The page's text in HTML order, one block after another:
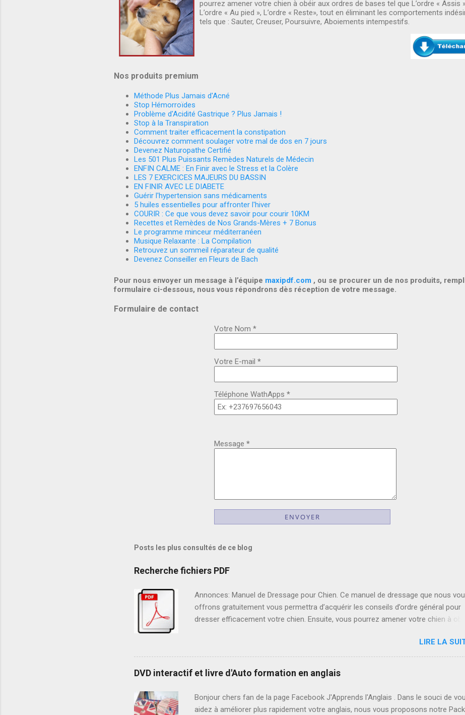
pourrez amener votre chien à obéir aux ordres de bases tel que L’ordre « Assis
L’ordre « Au pied », L’ordre « Reste», tout en éliminant les comportements
tels que : Sauter, Creuser, Poursuivre, Aboiements intempestifs.
Nos produits premium
Méthode Plus Jamais d'Acné
Stop Hémorroïdes
Problème d'Acidité Gastrique ? Plus Jamais !
Stop à la Transpiration
Comment traiter efficacement la constipation
Découvrez comment soulager votre mal de dos en 7 jours
Devenez Naturopathe Certifié
Les 501 Plus Puissants Remèdes Naturels de Médecin
ENFIN CALME : En Finir avec le Stress et la Colère
LES 7 EXERCICES MAJEURS DU BASSIN
EN FINIR AVEC LE DIABETE
Guérir l'hypertension sans médicaments
5 huiles essentielles pour affronter l'hiver
COURIR : Ce que vous devez savoir pour courir 10KM
Recettes et Remèdes de Nos Grands-Mères + 7 Bonus
Le programme minceur méditerranéen
Musique Relaxante : La Compilation
Retrouvez un sommeil réparateur de qualité
Devenez Conseiller en Fleurs de Bach
Pour nous envoyer un message à l’équipe maxipdf.com, ou se procurer un de nos produits,
formulaire ci-dessous, nous vous répondrons dès réception de votre message.
Formulaire de contact
Votre Nom *
Votre E-mail *
Téléphone WathApps *
Message *
Posts les plus consultés de ce blog
Recherche fichiers PDF
Annonces: Manuel de Dressage pour Chien. Ce manuel de dressage que nous
offrons gratuitement vous permettra d’acquérir les conseils d’ordre général pour
dresser efficacement votre chien. Ensuite, vous pourrez amener votre chien à
tout en éliminant les comportements indésirables tels que : Sauter, Creuser,
Poursuivre, Aboiements intempestifs. Comment Avoir une Excellente mémoire Au
fil de ce livre nous allons vous montrer la marche à suivre pour vous aider à
améliorer votre mémoire. En fait, en peu de temps et avec beaucoup
capacité de mémoriser des quantités de données et d’informations qui semblent
LIRE LA
DVD interactif et livre d'Auto formation en anglais
Bonjour chers fan de la page Facebook J'Apprends l'Anglais . Dans le souci de
aidez à améliorer plus rapidement votre anglais, nous vous proposons notre Pack